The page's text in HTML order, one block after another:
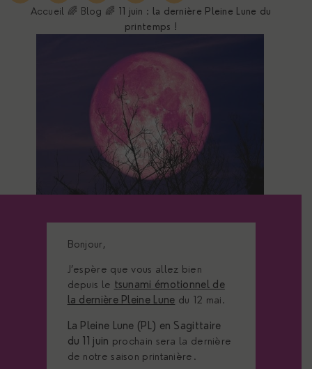
Accueil 🌈 Blog 🌈 11 juin : la dernière Pleine Lune du
printemps !
Bonjour,
J’espère que vous allez bien
depuis le tsunami émotionnel de
la dernière Pleine Lune du 12 mai.
La Pleine Lune (PL) en Sagittaire
du 11 juin prochain sera la dernière
de notre saison printanière.